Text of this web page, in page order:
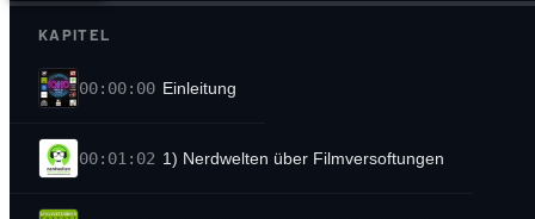
KAPITEL
00:00:00 Einleitung
00:01:02 1) Nerdwelten über Filmversoftungen